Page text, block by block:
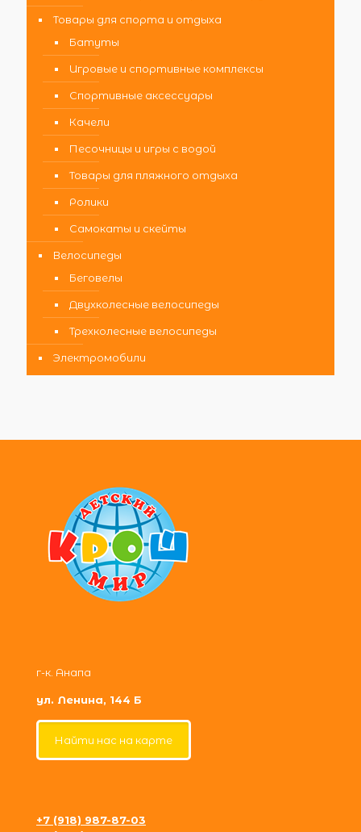
Товары для спорта и отдыха
Батуты
Игровые и спортивные комплексы
Спортивные аксессуары
Качели
Песочницы и игры с водой
Товары для пляжного отдыха
Ролики
Самокаты и скейты
Велосипеды
Беговелы
Двухколесные велосипеды
Трехколесные велосипеды
Электромобили
г-к. Анапа
ул. Ленина, 144 Б
Найти нас на карте
+7 (918) 987-87-03